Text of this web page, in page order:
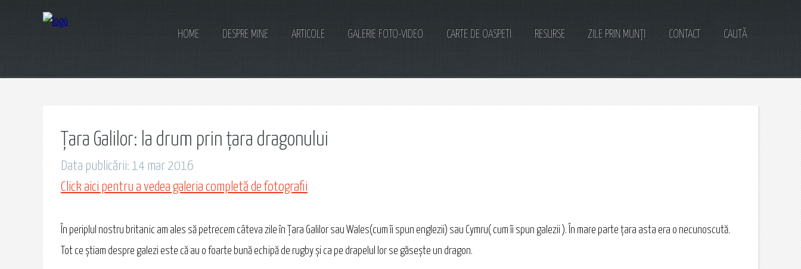
HOME DESPRE MINE ARTICOLE GALERIE FOTO-VIDEO CARTE DE OASPETI RESURSE ZILE PRIN MUNȚI CONTACT CAUTĂ
Țara Galilor: la drum prin țara dragonului
Data publicării: 14 mar 2016
Click aici pentru a vedea galeria completă de fotografii
În periplul nostru britanic am ales să petrecem câteva zile în Țara Galilor sau Wales(cum îi spun englezii) sau Cymru( cum îi spun galezii ). În mare parte ţara asta era o necunoscută.
Tot ce ştiam despre galezi este că au o foarte bună echipă de rugby şi ca pe drapelul lor se găseşte un dragon.